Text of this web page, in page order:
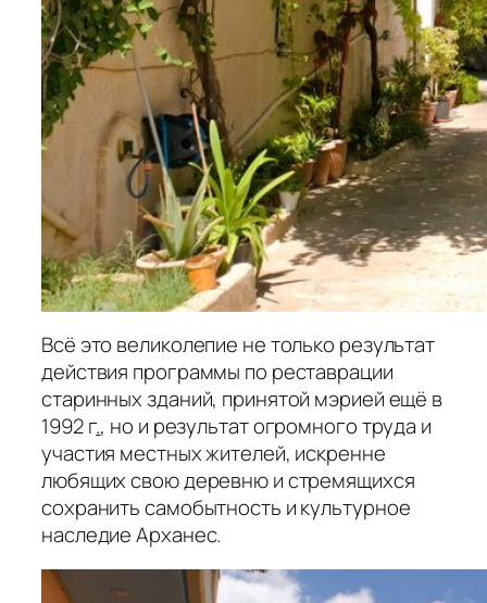
Всё это великолепие не только результат
действия программы по реставрации
старинных зданий, принятой мэрией ещё в
1992 г., но и результат огромного труда и
участия местных жителей, искренне
любящих свою деревню и стремящихся
сохранить самобытность и культурное
наследие Арханес.